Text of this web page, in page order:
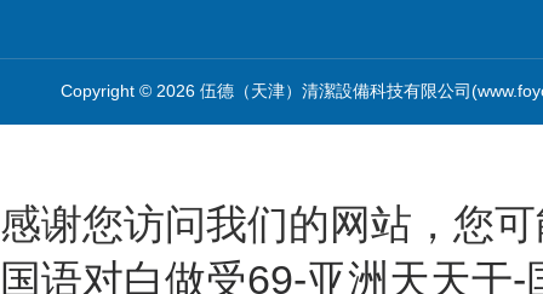
Copyright © 2026 伍德（天津）清潔設備科技有限公司
感谢您访问我们的网站，您
国语对白做受69-亚洲天天干